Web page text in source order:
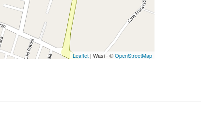
Leaflet | Wasi - ©OpenStreetMap